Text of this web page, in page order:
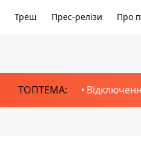
Треш Прес-релізи Про
ТОПТЕМА: